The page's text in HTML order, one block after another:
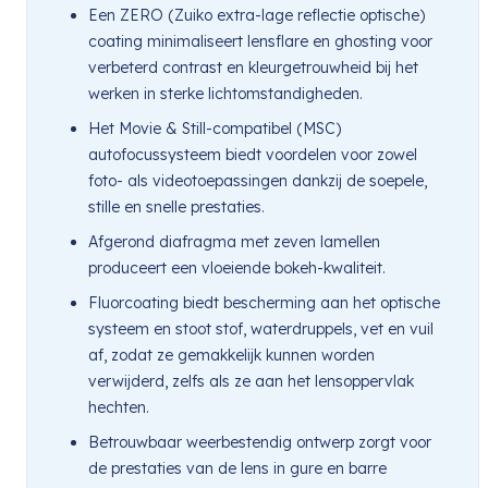
Een ZERO (Zuiko extra-lage reflectie optische)
coating minimaliseert lensflare en ghosting voor
verbeterd contrast en kleurgetrouwheid bij het
werken in sterke lichtomstandigheden.
Het Movie & Still-compatibel (MSC)
autofocussysteem biedt voordelen voor zowel
foto- als videotoepassingen dankzij de soepele,
stille en snelle prestaties.
Afgerond diafragma met zeven lamellen
produceert een vloeiende bokeh-kwaliteit.
Fluorcoating biedt bescherming aan het optische
systeem en stoot stof, waterdruppels, vet en vuil
af, zodat ze gemakkelijk kunnen worden
verwijderd, zelfs als ze aan het lensoppervlak
hechten.
Betrouwbaar weerbestendig ontwerp zorgt voor
de prestaties van de lens in gure en barre